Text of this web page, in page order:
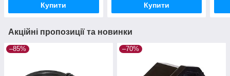
Купити Купити
Акційні пропозиції та новинки
–85% –70%